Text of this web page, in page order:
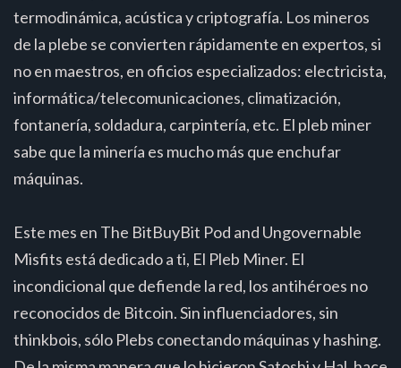
termodinámica, acústica y criptografía. Los mineros
de la plebe se convierten rápidamente en expertos, si
no en maestros, en oficios especializados: electricista,
informática/telecomunicaciones, climatización,
fontanería, soldadura, carpintería, etc. El pleb miner
sabe que la minería es mucho más que enchufar
máquinas.
Este mes en The BitBuyBit Pod and Ungovernable
Misfits está dedicado a ti, El Pleb Miner. El
incondicional que defiende la red, los antihéroes no
reconocidos de Bitcoin. Sin influenciadores, sin
thinkbois, sólo Plebs conectando máquinas y hashing.